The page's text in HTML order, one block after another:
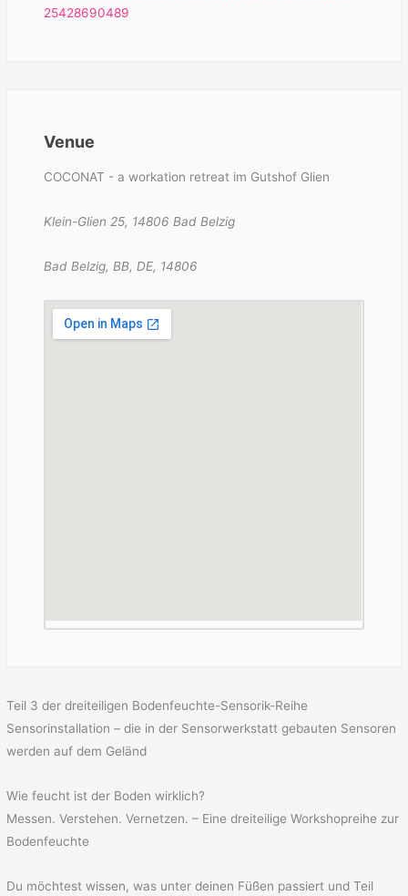
25428690489
Venue
COCONAT - a workation retreat im Gutshof Glien
Klein-Glien 25, 14806 Bad Belzig
Bad Belzig, BB, DE, 14806
Teil 3 der dreiteiligen Bodenfeuchte-Sensorik-Reihe
Sensorinstallation – die in der Sensorwerkstatt gebauten Sensoren
werden auf dem Geländ
Wie feucht ist der Boden wirklich?
Messen. Verstehen. Vernetzen. – Eine dreiteilige Workshopreihe zur
Bodenfeuchte
Du möchtest wissen, was unter deinen Füßen passiert und Teil